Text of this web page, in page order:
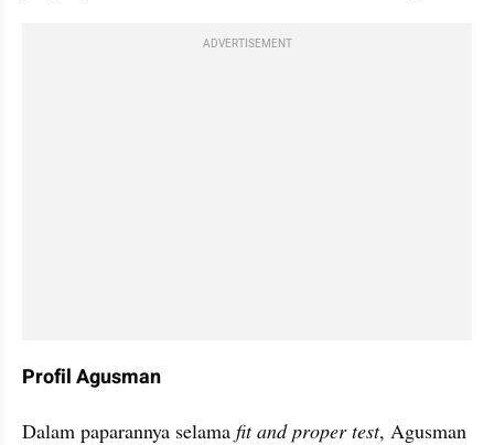
ADVERTISEMENT
Profil Agusman
Dalam paparannya selama fit and proper test, Agusman